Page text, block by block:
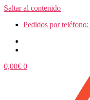
Saltar al contenido
Pedidos por teléfono:
0,00€ 0